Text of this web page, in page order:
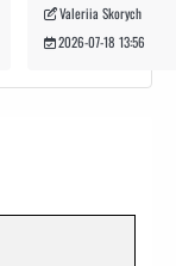
Valeriia Skorych
2026-07-18 13:56